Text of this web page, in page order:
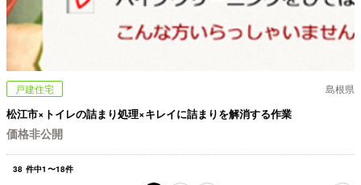
戸建住宅 島根県
松江市×トイレの詰まり処理×キレイに詰まりを解消する作業
価格非公開
38 件中1 〜18件